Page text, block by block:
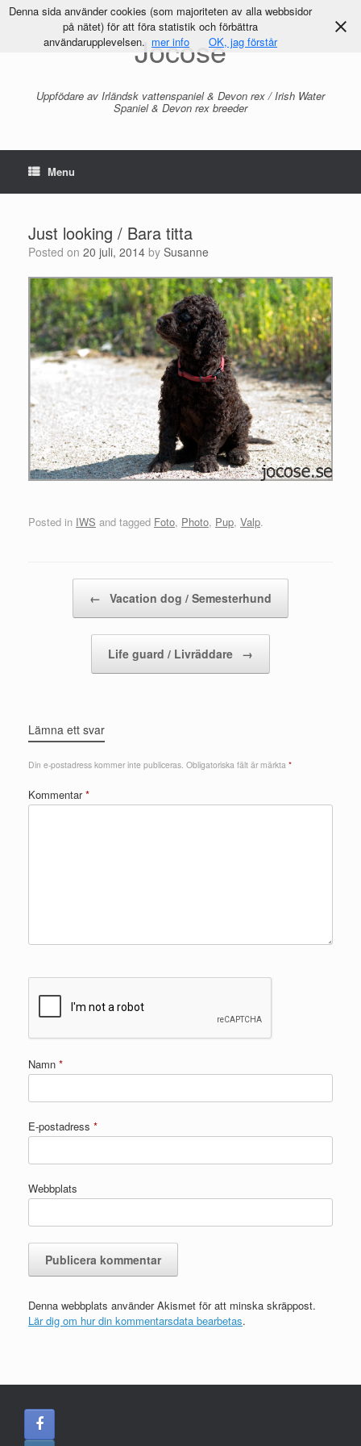
Jocose
Uppfödare av Irländsk vattenspaniel & Devon rex / Irish Water
Spaniel & Devon rex breeder
Menu
Just looking / Bara titta
Posted on 20 juli, 2014 by Susanne
Posted in IWS and tagged Foto, Photo, Pup, Valp.
← Vacation dog / Semesterhund
Life guard / Livräddare →
Lämna ett svar
Din e-postadress kommer inte publiceras. Obligatoriska fält är märkta *
Kommentar*
Namn *
E-postadress *
Webbplats
Denna webbplats använder Akismet för att minska skräppost.
Lär dig om hur din kommentarsdata bearbetas.
Denna sida använder cookies (som majoriteten av alla webbsidor
på nätet) för att föra statistik och förbättra
användarupplevelsen. mer info OK, jag förstår